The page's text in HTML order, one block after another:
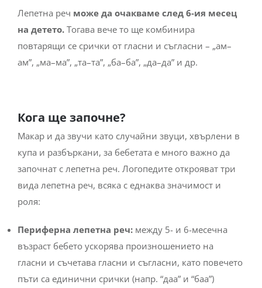
Лепетна реч може да очакваме след 6-ия месец
на детето. Тогава вече то ще комбинира
повтарящи се срички от гласни и съгласни – „ам–
ам”, „ма–ма”, „та–та”, „ба–ба”, „да–да” и др.
Кога ще започне?
Макар и да звучи като случайни звуци, хвърлени в
купа и разбъркани, за бебетата е много важно да
започнат с лепетна реч. Логопедите открояват три
вида лепетна реч, всяка с еднаква значимост и
роля:
Периферна лепетна реч:между 5- и 6-месечна
възраст бебето ускорява произношението на
гласни и съчетава гласни и съгласни, като повечето
пъти са единични срички (напр. “даа” и “баа”)